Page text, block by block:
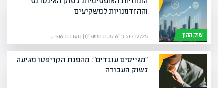
שוק ההון
וההזדמנויות למשקיעים
31/12/25 (י״א טבת תשפ״ו) | מערכת אפיק
"מגייסים עובדים": מהפכת הקריפטו מגיעה
לשוק העבודה